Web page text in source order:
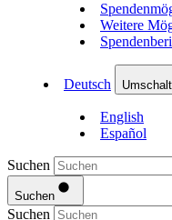
Weitere
Deutsch
English
Español
Suchen
Suchen
Suchen